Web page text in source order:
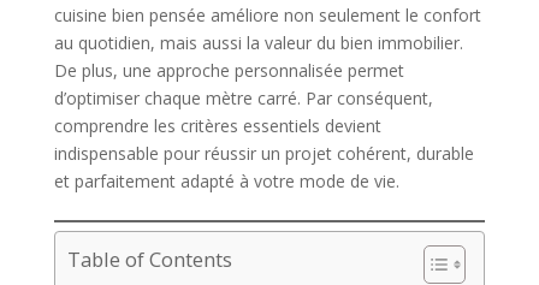
cuisine bien pensée améliore non seulement le confort
au quotidien, mais aussi la valeur du bien immobilier.
De plus, une approche personnalisée permet
d’optimiser chaque mètre carré. Par conséquent,
comprendre les critères essentiels devient
indispensable pour réussir un projet cohérent, durable
et parfaitement adapté à votre mode de vie.
Table of Contents